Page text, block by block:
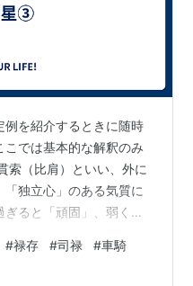
を紹介するときに随時
では基本的な解釈のみ
索（比肩）といい、外に
独立心」のある気質に
ると「頑固」、弱くな
「集団で」守るので、
が、それが強くなり過
#禄存 #司禄 #車騎